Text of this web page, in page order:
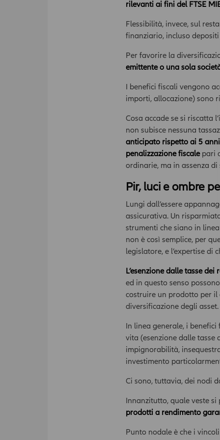
rilevanti ai fini del FTSE
Flessibilità, invece, sul
finanziario, incluso
Per favorire la
emittente o una sola
I benefici fiscali vengono
importi, allocazione) sono
Cosa accade se si riscatta
non subisce nessuna
anticipato rispetto ai 5 anni
penalizzazione fiscalepari
ordinarie, ma in assenza di
Pir, luci e ombre
Lungi dall’essere
assicurativa. Un
strumenti che siano in
non è così semplice, per
legislatore, e l’expertise di
L’esenzione dalle tasse
ed in questo senso
costruire un prodotto per il
diversificazione degli asset.
In linea generale, i
vita (esenzione dalle tasse
impignorabilità,
investimento
Ci sono, tuttavia, dei nodi
Innanzitutto, quale veste si
prodotti a rendimento
Punto nodale è che i